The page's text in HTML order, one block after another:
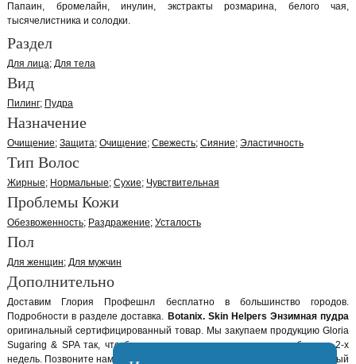
Папаин, бромелайн, инулин, экстракты розмарина, белого чая,
тысячелистника и солодки.
Раздел
Для лица Для тела
Вид
Пилинг Пудра
Назначение
Очищение Защита Очищение Свежесть Сияние Эластичность
Тип Волос
Жирные Нормальные Сухие Чувствительная
Проблемы Кожи
Обезвоженность Раздражение Усталость
Пол
Для женщин Для мужчин
Дополнительно
Доставим Глория Профешнл бесплатно в большинство городов.
Подробности в разделе доставка. Botanix. Skin Helpers Энзимная пудра
оригинальный сертифицированный товар. Мы закупаем продукцию Gloria
Sugaring & SPA так, что бы она не лежала у нас на складе больше 2-х
недель. Позвоните нам и наши консультанты помогут вам выбрать нужный